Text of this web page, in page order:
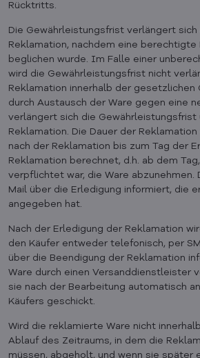
Rücktritts.
Die Gewährleistungsfrist verlängert sich
Reklamation, nachdem eine berechtigte
beglichen wurde. Im Falle einer
wird die Gewährleistungsfrist nicht
Reklamation innerhalb der
durch Austausch der Ware gegen eine
verlängert sich die Gewährleistungsfrist
Reklamation. Die Dauer der
nach der Reklamation bis zum Tag der
Reklamation berechnet, d.h. ab dem
verpflichtet war, die Ware abzunehmen.
Mail über die Erledigung informiert, die
angegeben hat.
Nach der Erledigung der Reklamation
den Käufer entweder telefonisch, per
über die Beendigung der Reklamation
Ware durch einen Versanddienstleister
sie nach der Bearbeitung automatisch
Käufers geschickt.
Wird die reklamierte Ware nicht
Ablauf des Zeitraums, in dem die
müssen, abgeholt, und wenn sie später